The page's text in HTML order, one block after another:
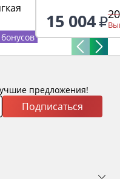
15 004
предложения!
Подписаться